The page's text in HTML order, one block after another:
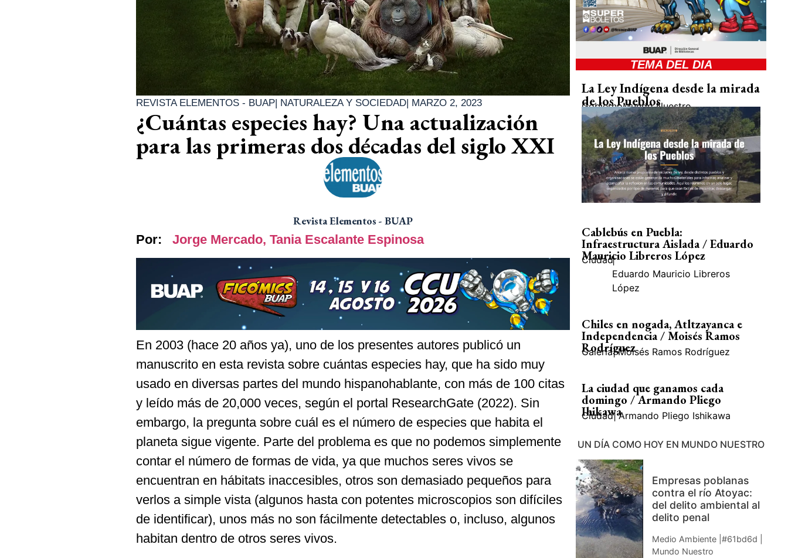
REVISTA ELEMENTOS - BUAP NATURALEZA Y SOCIEDAD MARZO 2, 2023
¿Cuántas especies hay? Una actualización
para las primeras dos décadas del siglo XXI
Revista Elementos - BUAP
Por: Jorge Mercado, Tania Escalante Espinosa
En 2003 (hace 20 años ya), uno de los presentes autores publicó un
manuscrito en esta revista sobre cuántas especies hay, que ha sido muy
usado en diversas partes del mundo hispanohablante, con más de 100 citas
y leído más de 20,000 veces, según el portal ResearchGate (2022). Sin
embargo, la pregunta sobre cuál es el número de especies que habita el
planeta sigue vigente. Parte del problema es que no podemos simplemente
contar el número de formas de vida, ya que muchos seres vivos se
encuentran en hábitats inaccesibles, otros son demasiado pequeños para
verlos a simple vista (algunos hasta con potentes microscopios son difíciles
de identificar), unos más no son fácilmente detectables o, incluso, algunos
habitan dentro de otros seres vivos.
TEMA DEL DIA
La Ley Indígena desde la mirada
de los Pueblos
GobiernoMundo Nuestro
Cablebús en Puebla:
Infraestructura Aislada / Eduardo
Mauricio Libreros López
Ciudad|
Eduardo Mauricio Libreros
López
Chiles en nogada, Atltzayanca e
Independencia / Moisés Ramos
Rodríguez
Galería| Moisés Ramos Rodríguez
La ciudad que ganamos cada
domingo / Armando Pliego
Ihikawa
Ciudad| Armando Pliego Ishikawa
UN DÍA COMO HOY EN MUNDO NUESTRO
Empresas poblanas
contra el río Atoyac:
del delito ambiental al
delito penal
Medio Ambiente |#61bd6d |
Mundo Nuestro